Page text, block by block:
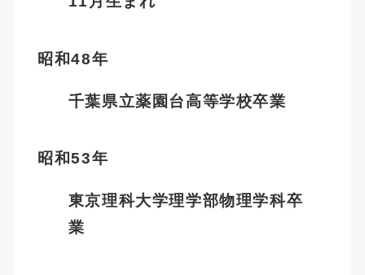
昭和48年
千葉県立薬園台高等学校卒業
昭和53年
東京理科大学理学部物理学科卒
業